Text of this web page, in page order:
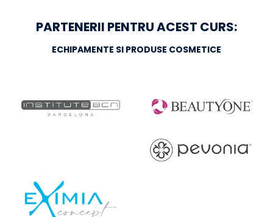
PARTENERII PENTRU ACEST CURS:
ECHIPAMENTE SI PRODUSE COSMETICE